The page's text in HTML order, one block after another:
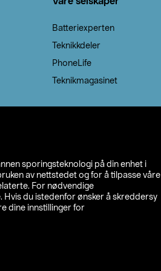
sporingsteknologi på din enhet i
av nettstedet og for å tilpasse våre
For nødvendige
Hvis du istedenfor ønsker å skreddersy
dine innstillinger for
Batteriexperten
Teknikkdeler
PhoneLife
Teknikmagasinet